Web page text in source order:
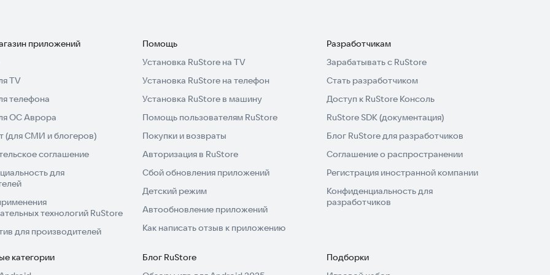
Сохраняйте любимые рецепты, и таймер
искать время для приготовления блюд вручную.
как таймер для яиц или стейков.
приложений
TV
телефона
ОС Аврора
(для СМИ и блогеров)
соглашение
для
технологий RuStore
для производителей
Помощь
Установка RuStore на TV
Установка RuStore на телефон
Установка RuStore в машину
Помощь пользователям RuStore
Покупки и возвраты
Авторизация в RuStore
Сбой обновления приложений
Детский режим
Автообновление приложений
Как написать отзыв к приложению
Разработчикам
Зарабатывать с RuStore
Стать разработчиком
Доступ к RuStore Консоль
RuStore SDK (документация)
Блог RuStore для разработчиков
Соглашение о распространении
Регистрация иностранной компании
Конфиденциальность для
разработчиков
категории
Блог RuStore
Подборки